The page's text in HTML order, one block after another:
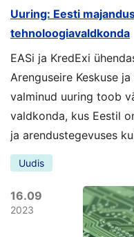
Uuring: Eesti
tehnoloogiavaldkonda
EASi ja KredExi
Arenguseire Keskuse
valminud uuring toob
valdkonda, kus Eestil
ja arendustegevuses
Uudis
16.09
2023